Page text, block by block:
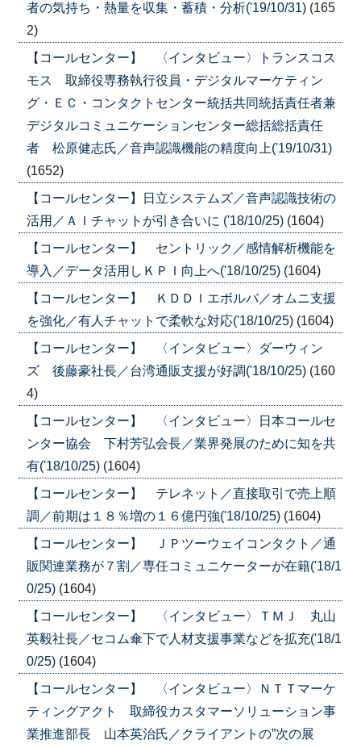
者の気持ち・熱量を収集・蓄積・分析('19/10/31) (165
2)
【コールセンター】 〈インタビュー〉トランスコス
モス 取締役専務執行役員・デジタルマーケティン
グ・ＥＣ・コンタクトセンター統括共同統括責任者兼
デジタルコミュニケーションセンター総括総括責任
者 松原健志氏／音声認識機能の精度向上('19/10/31)
(1652)
【コールセンター】日立システムズ／音声認識技術の
活用／ＡＩチャットが引き合いに ('18/10/25) (1604)
【コールセンター】 セントリック／感情解析機能を
導入／データ活用しＫＰＩ向上へ('18/10/25) (1604)
【コールセンター】 ＫＤＤＩエボルバ／オムニ支援
を強化／有人チャットで柔軟な対応('18/10/25) (1604)
【コールセンター】 〈インタビュー〉ダーウィン
ズ 後藤豪社長／台湾通販支援が好調('18/10/25) (160
4)
【コールセンター】 〈インタビュー〉日本コールセ
ンター協会 下村芳弘会長／業界発展のために知を共
有('18/10/25) (1604)
【コールセンター】 テレネット／直接取引で売上順
調／前期は１８％増の１６億円強('18/10/25) (1604)
【コールセンター】 ＪＰツーウェイコンタクト／通
販関連業務が７割／専任コミュニケーターが在籍('18/1
0/25) (1604)
【コールセンター】 〈インタビュー〉ＴＭＪ 丸山
英毅社長／セコム傘下で人材支援事業などを拡充('18/1
0/25) (1604)
【コールセンター】 〈インタビュー〉ＮＴＴマーケ
ティングアクト 取締役カスタマーソリューション事
業推進部長 山本英治氏／クライアントの”次の展